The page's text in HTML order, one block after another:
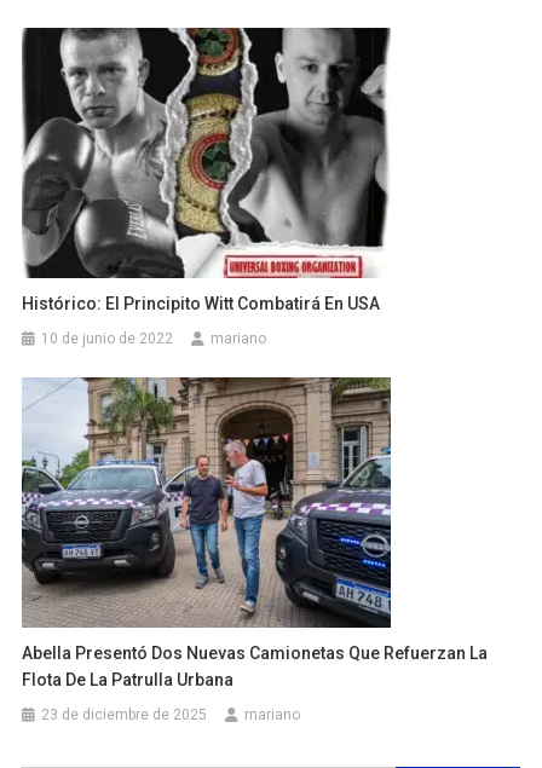
Histórico: El Principito Witt Combatirá En USA
10 de junio de 2022 mariano
Abella Presentó Dos Nuevas Camionetas Que Refuerzan La
Flota De La Patrulla Urbana
23 de diciembre de 2025 mariano